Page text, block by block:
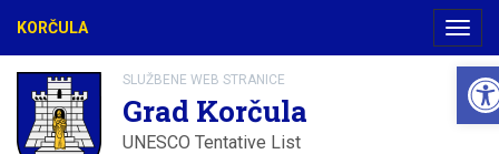
KORČULA
SLUŽBENE WEB STRANICE
Grad Korčula
UNESCO Tentative List